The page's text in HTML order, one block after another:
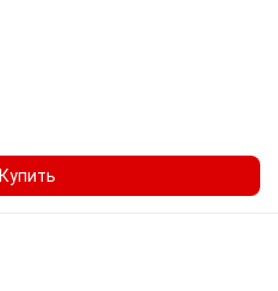
Купить